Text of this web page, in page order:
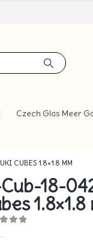
Czech Glas Meer
CUBES 1.8×1.8 MM
18-